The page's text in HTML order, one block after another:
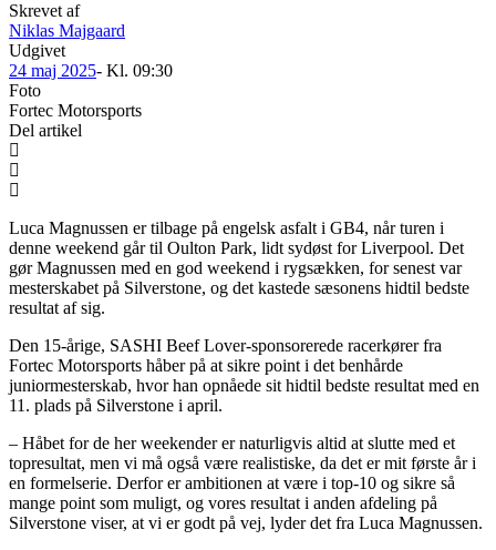
Skrevet af
Niklas Majgaard
Udgivet
24 maj 2025- Kl. 09:30
Foto
Fortec Motorsports
Del artikel
Luca Magnussen er tilbage på engelsk asfalt i GB4, når turen i
denne weekend går til Oulton Park, lidt sydøst for Liverpool. Det
gør Magnussen med en god weekend i rygsækken, for senest var
mesterskabet på Silverstone, og det kastede sæsonens hidtil bedste
resultat af sig.
Den 15-årige, SASHI Beef Lover-sponsorerede racerkører fra
Fortec Motorsports håber på at sikre point i det benhårde
juniormesterskab, hvor han opnåede sit hidtil bedste resultat med en
11. plads på Silverstone i april.
– Håbet for de her weekender er naturligvis altid at slutte med et
topresultat, men vi må også være realistiske, da det er mit første år i
en formelserie. Derfor er ambitionen at være i top-10 og sikre så
mange point som muligt, og vores resultat i anden afdeling på
Silverstone viser, at vi er godt på vej, lyder det fra Luca Magnussen.